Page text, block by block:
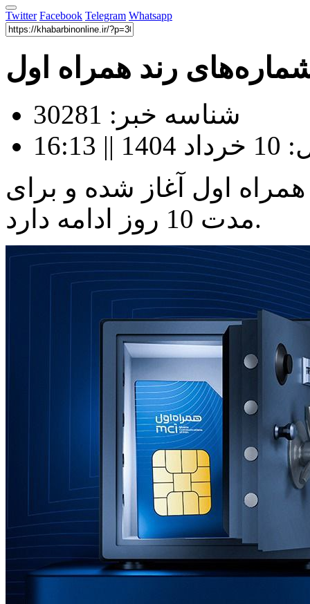
Twitter Facebook Telegram Whatsapp
رند همراه اول
شناسه خبر: 30281
اول آغاز شده و برای
مدت 10 روز ادامه دارد.